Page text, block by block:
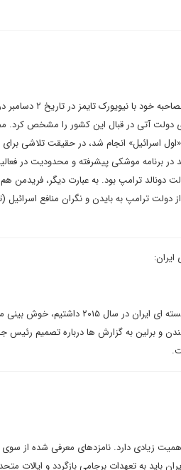
جو بایدن، رئیس جمهوری منتخب
دولت آتی در قبال این کشور را مشخص
اسرائیل» انجام شد، در حقیقت تلاشی
برنامه موشکی پیشرفته و محدودیت در
ترامپ بود. به عبارت دیگر، فریدمن
دولت ترامپ به بایدن و نگران منافع
احساس مشترکی که در جریان مذاکرات بر سر توافق هسته ای
و برلین به گزارش ها درباره تصمیم
زیادی دارد. نامزدهای معرفی شده از
باید به تعهدات برجامی بازگردد و ایالات